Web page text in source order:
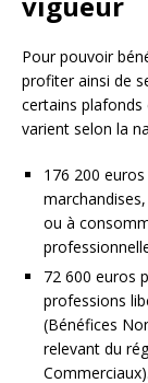
Pour pouvoir
profiter ainsi de
certains plafonds
varient selon la
176 200
ou à
72 600 euros
professions
(Bénéfices
relevant du
Commerciaux).